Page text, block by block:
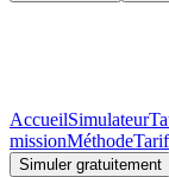
AccueilSimulateur
missionMéthode
Simuler gratuitement